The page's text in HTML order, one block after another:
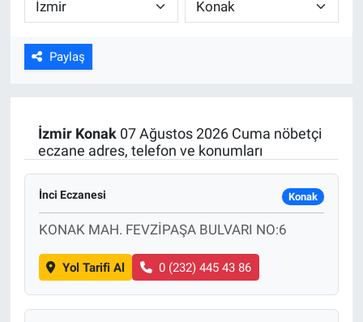
Paylaş
İzmir Konak07 Ağustos 2026 Cuma nöbetçi
eczane adres, telefon ve konumları
İnci Eczanesi Konak
KONAK MAH. FEVZİPAŞA BULVARI NO:6
Yol Tarifi Al 0 (232) 445 43 86